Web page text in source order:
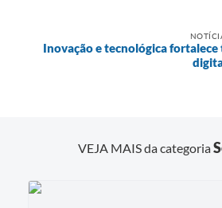
Inovação e tecnológica
VEJA MAIS da categoria